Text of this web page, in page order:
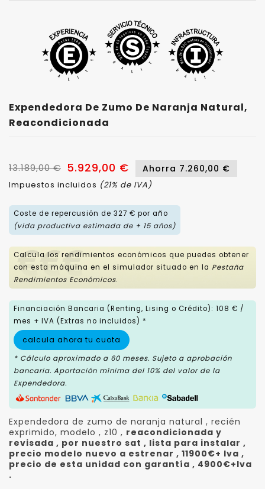
Expendedora De Zumo De Naranja Natural,
Reacondicionada
13.189,00 € 5.929,00 € Ahorra 7.260,00 €
Impuestos incluidos (21% de IVA)
Coste de repercusión de 327 € por año
(vida productiva estimada de + 15 años)
Calcula los rendimientos económicos que puedes obtener
con esta máquina en el simulador situado en la Pestaña
Rendimientos Económicos.
Financiación Bancaria (Renting, Lising o Crédito): 108 € /
mes + IVA (Extras no incluidos) *
calcula ahora tu cuota
* Cálculo aproximado a 60 meses. Sujeto a aprobación
bancaria. Aportación mínima del 10% del valor de la
Expendedora.
Expendedora de zumo de naranja natural , recién
exprimido, modelo , z10 , reacondicionada y
revisada , por nuestro sat , lista para instalar ,
precio modelo nuevo a estrenar , 11900€+ Iva ,
precio de esta unidad con garantía , 4900€+Iva
.